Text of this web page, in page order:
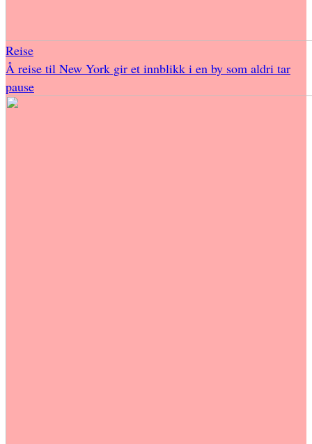
Reise
Å reise til New York gir et innblikk i en by som aldri tar
pause